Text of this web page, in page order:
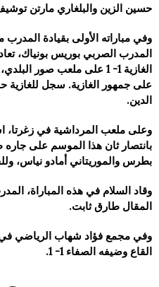
حسين الزين والبلغاري مارتن
وفي مباراته الأولى بقيادة
المدرب الصربي بوريس بونياك،
الغازية 1- 1 على ملعب صور
على جمهور الغازية. سجل للغازية
الدين.
وعلى ملعب المرداشية في زغرتا،
بطرس والموريتاني أمادو نياس،
وقاد السلام في هذه المباراة،
المقال طارق ثابت.
وفي مجمع فؤاد شهاب الرياضي في
القاع وضيفه الصفاء 1- 1.